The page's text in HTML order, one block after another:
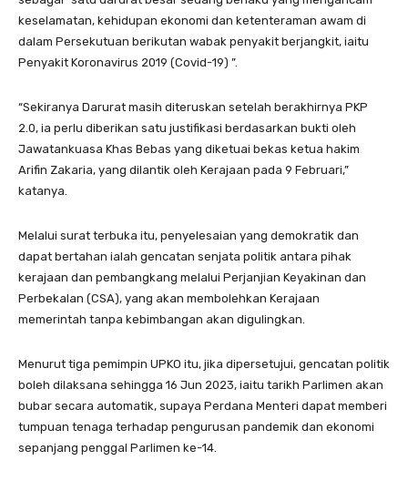
keselamatan, kehidupan ekonomi dan ketenteraman awam di
dalam Persekutuan berikutan wabak penyakit berjangkit, iaitu
Penyakit Koronavirus 2019 (Covid-19) ”.
“Sekiranya Darurat masih diteruskan setelah berakhirnya PKP
2.0, ia perlu diberikan satu justifikasi berdasarkan bukti oleh
Jawatankuasa Khas Bebas yang diketuai bekas ketua hakim
Arifin Zakaria, yang dilantik oleh Kerajaan pada 9 Februari,”
katanya.
Melalui surat terbuka itu, penyelesaian yang demokratik dan
dapat bertahan ialah gencatan senjata politik antara pihak
kerajaan dan pembangkang melalui Perjanjian Keyakinan dan
Perbekalan (CSA), yang akan membolehkan Kerajaan
memerintah tanpa kebimbangan akan digulingkan.
Menurut tiga pemimpin UPKO itu, jika dipersetujui, gencatan politik
boleh dilaksana sehingga 16 Jun 2023, iaitu tarikh Parlimen akan
bubar secara automatik, supaya Perdana Menteri dapat memberi
tumpuan tenaga terhadap pengurusan pandemik dan ekonomi
sepanjang penggal Parlimen ke-14.